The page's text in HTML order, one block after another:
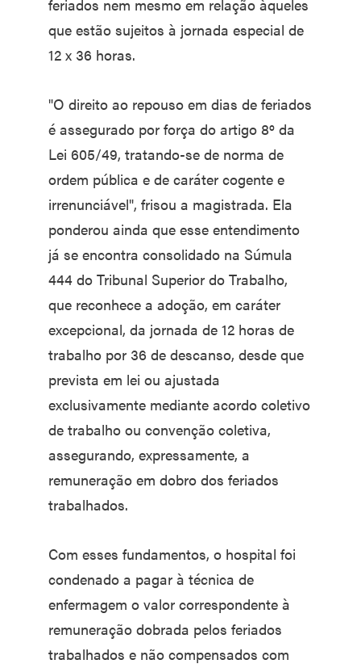
feriados nem mesmo em relação àqueles
que estão sujeitos à jornada especial de
12 x 36 horas.
"O direito ao repouso em dias de feriados
é assegurado por força do artigo 8º da
Lei 605/49, tratando-se de norma de
ordem pública e de caráter cogente e
irrenunciável", frisou a magistrada. Ela
ponderou ainda que esse entendimento
já se encontra consolidado na Súmula
444 do Tribunal Superior do Trabalho,
que reconhece a adoção, em caráter
excepcional, da jornada de 12 horas de
trabalho por 36 de descanso, desde que
prevista em lei ou ajustada
exclusivamente mediante acordo coletivo
de trabalho ou convenção coletiva,
assegurando, expressamente, a
remuneração em dobro dos feriados
trabalhados.
Com esses fundamentos, o hospital foi
condenado a pagar à técnica de
enfermagem o valor correspondente à
remuneração dobrada pelos feriados
trabalhados e não compensados com